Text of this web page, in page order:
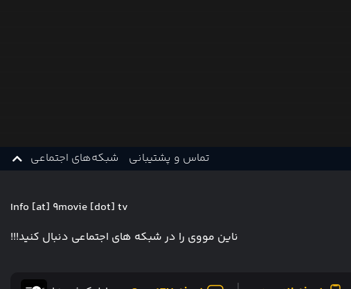
تماس و پشتیبانی شبکه‌های اجتماعی
Info [at] 9movie [dot] tv
ناین مووی را در شبکه های اجتماعی دنبال کنید!!!